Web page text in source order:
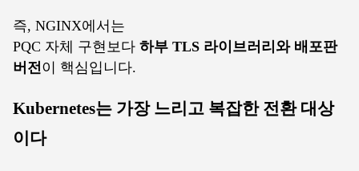
즉, NGINX에서는
PQC 자체 구현보다 하부 TLS 라이브러리와 배포판
버전 이 핵심입니다.
Kubernetes는 가장 느리고 복잡한 전환 대상
이다